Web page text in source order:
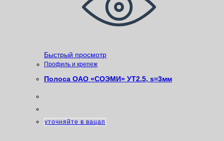
Быстрый просмотр
Профиль и крепеж
Полоса ОАО «СОЭМИ» УТ2.5, s=3мм
уточняйте в вацап